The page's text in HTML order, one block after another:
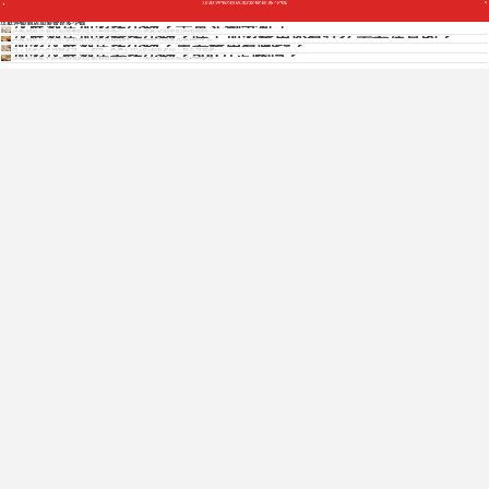
汉庭连锁酒店加盟费是多少钱
汉庭连锁酒店加盟费是多少钱
汉庭酒店加盟多少钱？干货实例分析！
汉庭酒店凭借舒适温馨的住宿体验成为了经济快捷型酒店的知名品牌...
汉庭酒店加盟费多少钱？除了加盟费用还有什么需要注意的？
汉庭酒店作为经济型酒店行业的优选品牌，在2020年以前完成100%“去...
加盟汉庭酒店多少钱？主要费用有哪些？
对于很多人来说都会有一个拥有一家属于自己的酒店梦想，甚至有很多...
加盟汉庭酒店要多少钱？500万足够吗？
汉庭酒店是中国最知名的连锁酒店品牌之一，现在营酒店数达1400多家...